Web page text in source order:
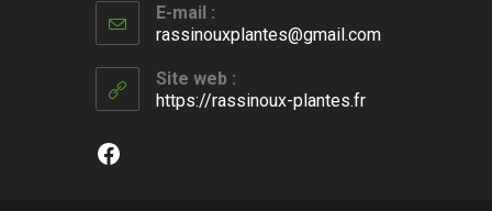
E-mail :
rassinouxplantes@gmail.comS’ouvre
Site web :
https://rassinoux-plantes.fr
Facebook